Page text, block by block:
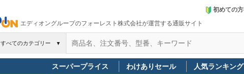
エディオングループのフォーレスト株式会社が運営する通販サイト
初めての
すべてのカテゴリー ▼
スーパープライス わけありセール 人気ランキング